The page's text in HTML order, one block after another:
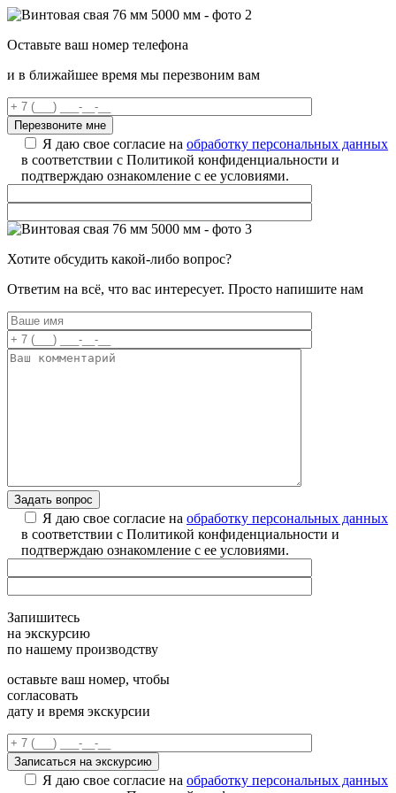
Оставьте ваш номер телефона
и в ближайшее время мы перезвоним вам
Я даю свое согласие на обработку персональных данных
в соответствии с Политикой конфиденциальности и
подтверждаю ознакомление с ее условиями.
Хотите обсудить какой-либо вопрос?
Ответим на всё, что вас интересует. Просто напишите нам
Я даю свое согласие на обработку персональных данных
в соответствии с Политикой конфиденциальности и
подтверждаю ознакомление с ее условиями.
Запишитесь
на экскурсию
по нашему производству
оставьте ваш номер, чтобы
согласовать
дату и время экскурсии
Я даю свое согласие на обработку персональных данных